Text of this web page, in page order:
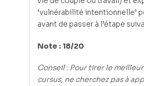
‘vulnérabilité intentionnelle’
avant de passer à l’étape
Note : 18/20
Conseil : Pour tirer le
cursus, ne cherchez pas à